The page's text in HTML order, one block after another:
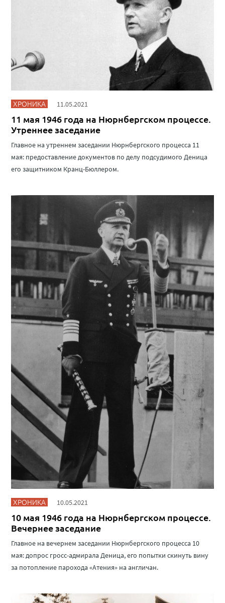
ХРОНИКА 11.05.2021
11 мая 1946 года на Нюрнбергском процессе.
Утреннее заседание
Главное на утреннем заседании Нюрнбергского процесса 11
мая: предоставление документов по делу подсудимого Деница
его защитником Кранц-Бюллером.
ХРОНИКА 10.05.2021
10 мая 1946 года на Нюрнбергском процессе.
Вечернее заседание
Главное на вечернем заседании Нюрнбергского процесса 10
мая: допрос гросс-адмирала Деница, его попытки скинуть вину
за потопление парохода «Атения» на англичан.